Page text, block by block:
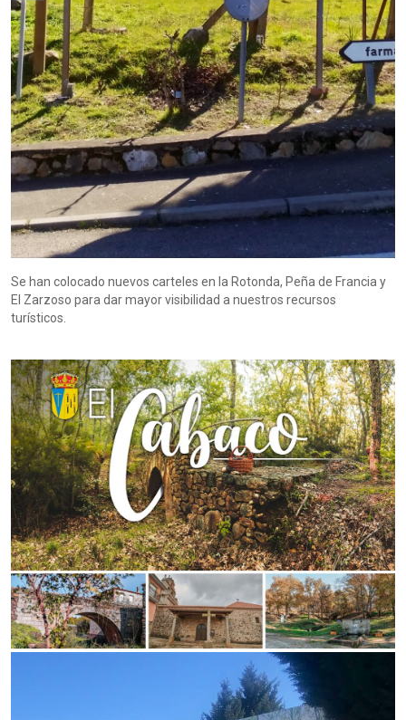
Se han colocado nuevos carteles en la Rotonda, Peña de Francia y
El Zarzoso para dar mayor visibilidad a nuestros recursos
turísticos.